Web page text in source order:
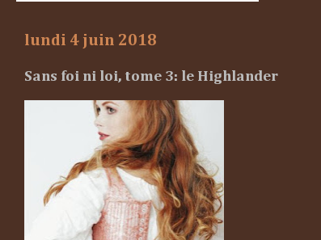
lundi 4 juin 2018
Sans foi ni loi, tome 3: le Highlander